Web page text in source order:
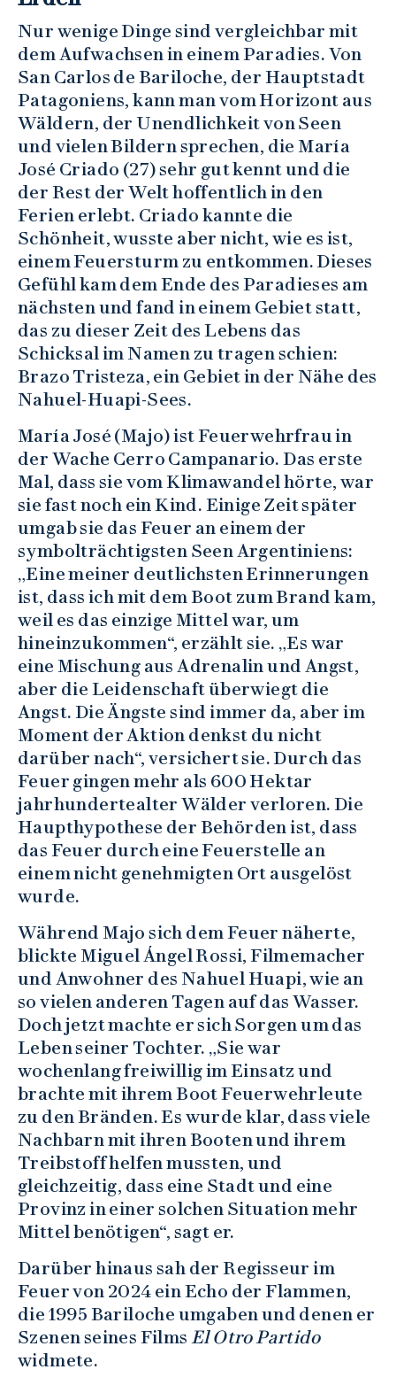
Nur wenige Dinge sind vergleichbar mit
dem Aufwachsen in einem Paradies. Von
San Carlos de Bariloche, der Hauptstadt
Patagoniens, kann man vom Horizont aus
Wäldern, der Unendlichkeit von Seen
und vielen Bildern sprechen, die María
José Criado (27) sehr gut kennt und die
der Rest der Welt hoffentlich in den
Ferien erlebt. Criado kannte die
Schönheit, wusste aber nicht, wie es ist,
einem Feuersturm zu entkommen. Dieses
Gefühl kam dem Ende des Paradieses am
nächsten und fand in einem Gebiet statt,
das zu dieser Zeit des Lebens das
Schicksal im Namen zu tragen schien:
Brazo Tristeza, ein Gebiet in der Nähe des
Nahuel-Huapi-Sees.
María José (Majo) ist Feuerwehrfrau in
der Wache Cerro Campanario. Das erste
Mal, dass sie vom Klimawandel hörte, war
sie fast noch ein Kind. Einige Zeit später
umgab sie das Feuer an einem der
symbolträchtigsten Seen Argentiniens:
„Eine meiner deutlichsten Erinnerungen
ist, dass ich mit dem Boot zum Brand kam,
weil es das einzige Mittel war, um
hineinzukommen“, erzählt sie. „Es war
eine Mischung aus Adrenalin und Angst,
aber die Leidenschaft überwiegt die
Angst. Die Ängste sind immer da, aber im
Moment der Aktion denkst du nicht
darüber nach“, versichert sie. Durch das
Feuer gingen mehr als 600 Hektar
jahrhundertealter Wälder verloren. Die
Haupthypothese der Behörden ist, dass
das Feuer durch eine Feuerstelle an
einem nicht genehmigten Ort ausgelöst
wurde.
Während Majo sich dem Feuer näherte,
blickte Miguel Ángel Rossi, Filmemacher
und Anwohner des Nahuel Huapi, wie an
so vielen anderen Tagen auf das Wasser.
Doch jetzt machte er sich Sorgen um das
Leben seiner Tochter. „Sie war
wochenlang freiwillig im Einsatz und
brachte mit ihrem Boot Feuerwehrleute
zu den Bränden. Es wurde klar, dass viele
Nachbarn mit ihren Booten und ihrem
Treibstoff helfen mussten, und
gleichzeitig, dass eine Stadt und eine
Provinz in einer solchen Situation mehr
Mittel benötigen“, sagt er.
Darüber hinaus sah der Regisseur im
Feuer von 2024 ein Echo der Flammen,
die 1995 Bariloche umgaben und denen er
Szenen seines Films El Otro Partido
widmete.